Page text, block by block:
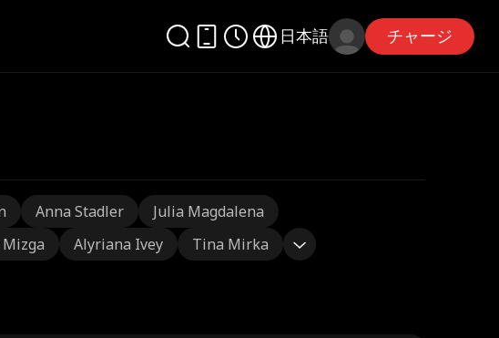
日本語 チャージ
Anna Stadler
Julia Magdalena
Mizga Alyriana Ivey Tina Mirka